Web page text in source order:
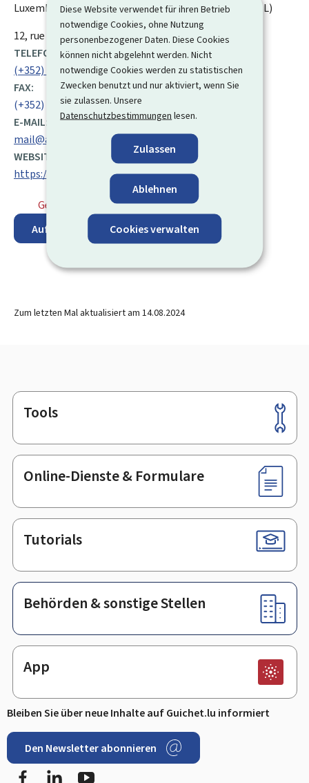
Diese Website verwendet für ihren Betrieb
notwendige Cookies, ohne Nutzung
personenbezogener Daten. Diese Cookies
können nicht abgelehnt werden. Nicht
notwendige Cookies werden zu statistischen
Zwecken benutzt und nur aktiviert, wenn Sie
sie zulassen. Unsere
Datenschutzbestimmungen lesen.
Zulassen
Ablehnen
Cookies verwalten
Luxemburger Banken- und Bankiersvereinigung (ABBL)
ADRESSE:
12, rue ErasmeL-1468Luxemburg Luxemburg
TELEFON:
(+352) 46 36 601
FAX:
(+352) 46 09 21
E-MAIL:
mail@abbl.lu
WEBSITE:
https://www.abbl.lu/en/home
Geschlossen
⋅ Öffnet Montag um 8:00 Uhr
Auf der Karte anzeigen
Zum letzten Mal aktualisiert am 14.08.2024
Footer
Tools
Online-Dienste & Formulare
Tutorials
Behörden & sonstige Stellen
App
Bleiben Sie über neue Inhalte auf Guichet.lu informiert
Den Newsletter abonnieren
FacebookLinkedIn